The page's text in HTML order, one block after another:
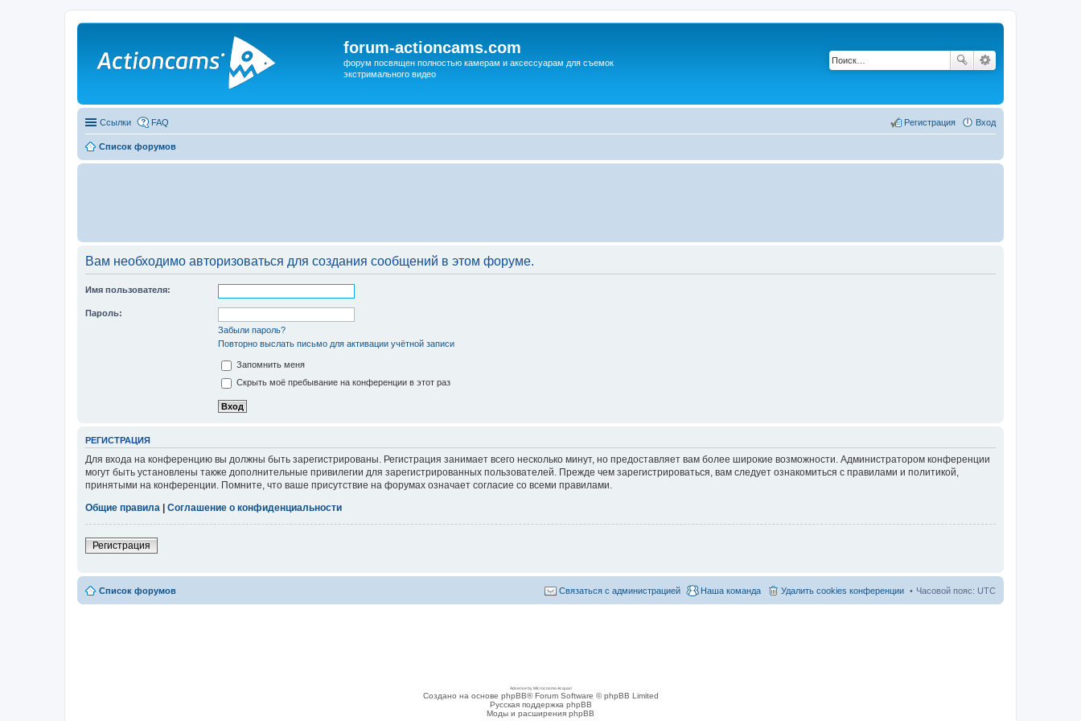
forum-actioncams.com
форум посвящен полностью камерам и аксессуарам для съемок
экстримального видео
Ссылки FAQ Вход
Регистрация
Список форумов
Вам необходимо авторизоваться для создания сообщений в этом форуме.
Имя пользователя:
Пароль:
Забыли пароль?
Повторно выслать письмо для активации учётной записи
Запомнить меня
Скрыть моё пребывание на конференции в этот раз
РЕГИСТРАЦИЯ
Для входа на конференцию вы должны быть зарегистрированы. Регистрация занимает всего несколько минут, но предоставляет вам более широкие возможности. Администратором конференции
могут быть установлены также дополнительные привилегии для зарегистрированных пользователей. Прежде чем зарегистрироваться, вам следует ознакомиться с правилами и политикой,
принятыми на конференции. Помните, что ваше присутствие на форумах означает согласие со всеми правилами.
Общие правила | Соглашение о конфиденциальности
Регистрация
Список форумов Часовой пояс: UTC
Удалить cookies конференции
Наша команда
Связаться с администрацией
Adsense by Microcosmo Acquari
Создано на основе phpBB® Forum Software © phpBB Limited
Русская поддержка phpBB
Моды и расширения phpBB